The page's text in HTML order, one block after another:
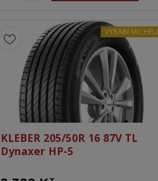
VYRÁBÍ
KLEBER 205/50R 16 87V TL
Dynaxer HP-5